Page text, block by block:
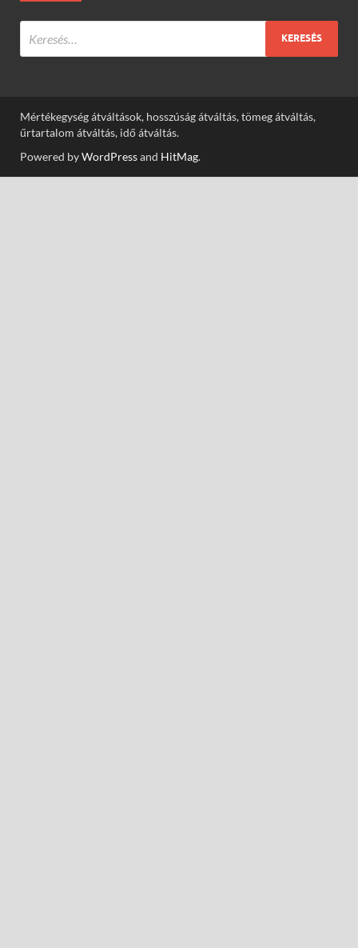
Mértékegység átváltások, hosszúság átváltás, tömeg átváltás,
űrtartalom átváltás, idő átváltás.
Powered byWordPressand HitMag.